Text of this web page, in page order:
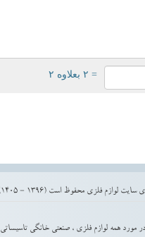
= ۲ بعلاوه ۲
مورد همه لوازم فلزی ، صنعتی خانگی تاسیساتی